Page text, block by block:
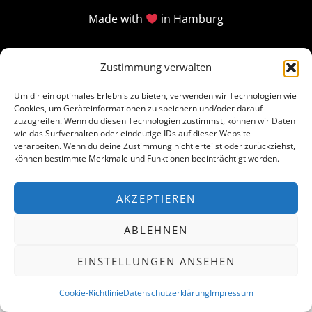
Zustimmung verwalten
Um dir ein optimales Erlebnis zu bieten, verwenden wir Technologien wie
Cookies, um Geräteinformationen zu speichern und/oder darauf
zuzugreifen. Wenn du diesen Technologien zustimmst, können wir Daten
wie das Surfverhalten oder eindeutige IDs auf dieser Website
verarbeiten. Wenn du deine Zustimmung nicht erteilst oder zurückziehst,
können bestimmte Merkmale und Funktionen beeinträchtigt werden.
AKZEPTIEREN
ABLEHNEN
EINSTELLUNGEN ANSEHEN
Cookie-RichtlinieDatenschutzerklärungImpressum
Made with in Hamburg